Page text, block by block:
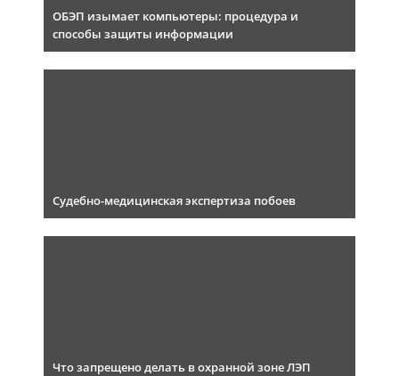
ОБЭП изымает компьютеры: процедура и
способы защиты информации
Судебно-медицинская экспертиза побоев
Что запрещено делать в охранной зоне ЛЭП